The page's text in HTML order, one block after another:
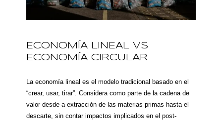
ECONOMÍA LINEAL VS
ECONOMÍA CIRCULAR
La economía lineal es el modelo tradicional basado en el
“crear, usar, tirar”. Considera como parte de la cadena de
valor desde a extracción de las materias primas hasta el
descarte, sin contar impactos implicados en el post-